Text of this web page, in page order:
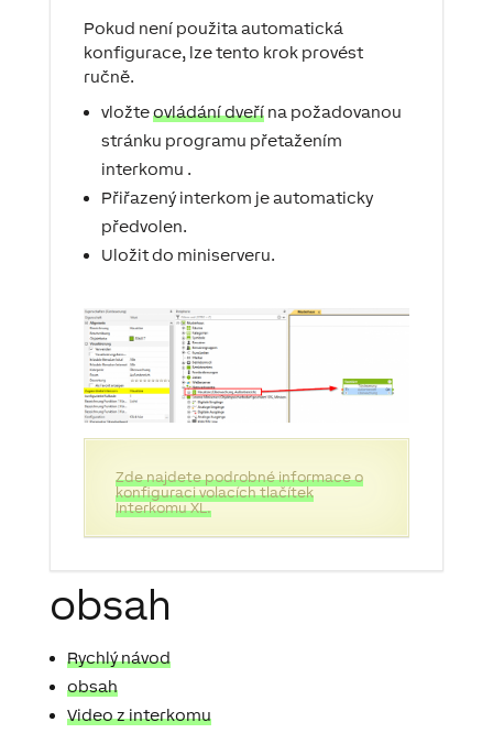
Pokud není použita automatická
konfigurace, lze tento krok provést
ručně.
vložteovládání dveřína požadovanou
stránku programu přetažením
interkomu .
Přiřazený interkom je automaticky
předvolen.
Uložit do miniserveru.
Zde najdete podrobné informace o
konfiguraci volacích tlačítek
Interkomu XL.
obsah
Rychlý návod
obsah
Video z interkomu